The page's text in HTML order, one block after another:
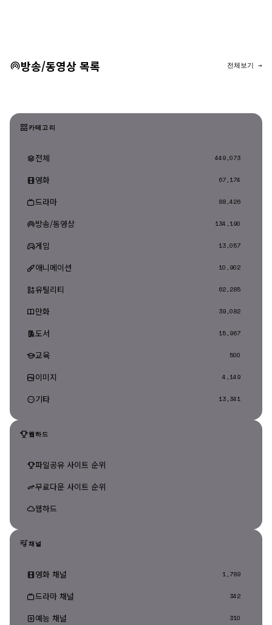
방송/동영상 목록 전체보기 →
카테고리
전체 449,073
영화 67,174
드라마 88,426
방송/동영상 134,190
게임 13,057
애니메이션 10,902
유틸리티 62,285
만화 39,082
도서 15,967
교육 500
이미지 4,149
기타 13,341
웹하드
파일공유 사이트 순위
무료다운 사이트 순위
웹하드
채널
영화 채널 1,789
드라마 채널 342
예능 채널 310